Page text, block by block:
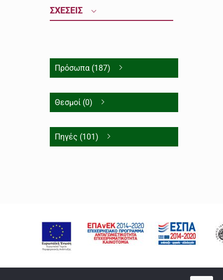
ΣΧΕΣΕΙΣ
Πρόσωπα (187)
Θεσμοί (0)
Πηγές (101)